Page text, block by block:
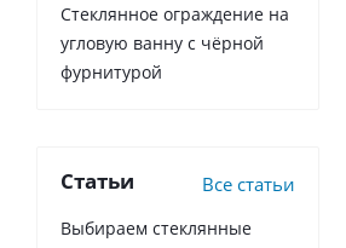
Стеклянное ограждение на
угловую ванну с чёрной
фурнитурой
Статьи Все статьи
Выбираем стеклянные